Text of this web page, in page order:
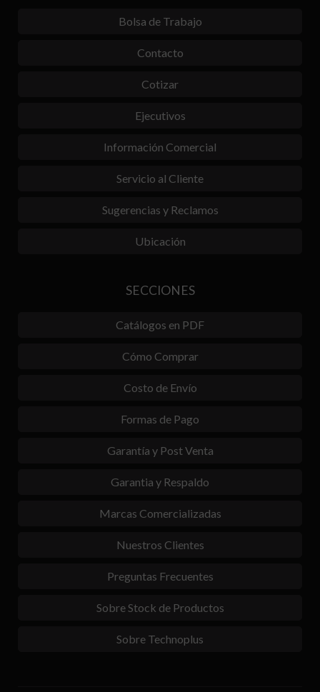
Bolsa de Trabajo
Contacto
Cotizar
Ejecutivos
Información Comercial
Servicio al Cliente
Sugerencias y Reclamos
Ubicación
SECCIONES
Catálogos en PDF
Cómo Comprar
Costo de Envío
Formas de Pago
Garantía y Post Venta
Garantia y Respaldo
Marcas Comercializadas
Nuestros Clientes
Preguntas Frecuentes
Sobre Stock de Productos
Sobre Technoplus